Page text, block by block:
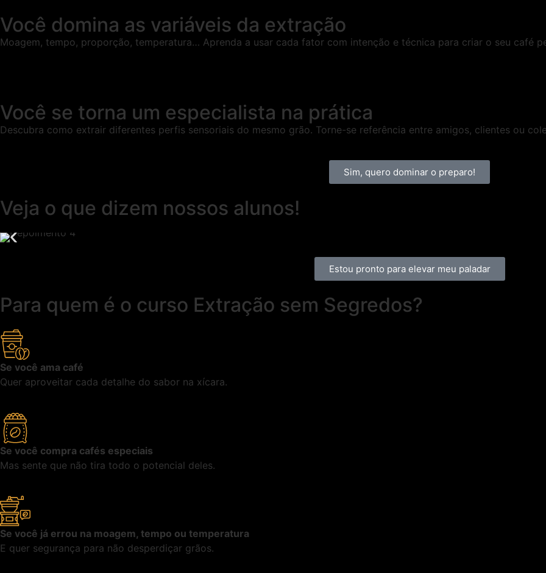
Você domina as variáveis da extração
Moagem, tempo, proporção, temperatura… Aprenda a usar cada fator com intenção e técnica para criar o seu café
Você se torna um especialista na prática
Descubra como extrair diferentes perfis sensoriais do mesmo grão. Torne-se referência entre amigos, clientes ou
Sim, quero dominar o preparo!
Veja o que dizem nossos alunos!
Estou pronto para elevar meu paladar
Para quem é o curso Extração sem Segredos?
Se você ama café
Quer aproveitar cada detalhe do sabor na xícara.
Se você compra cafés especiais
Mas sente que não tira todo o potencial deles.
Se você já errou na moagem, tempo ou temperatura
E quer segurança para não desperdiçar grãos.